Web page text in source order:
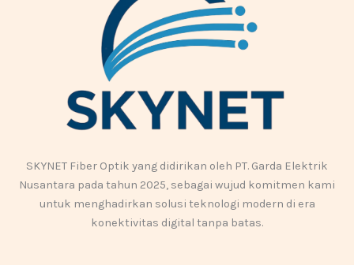
SKYNET Fiber Optik yang didirikan oleh PT. Garda Elektrik
Nusantara pada tahun 2025, sebagai wujud komitmen kami
untuk menghadirkan solusi teknologi modern di era
konektivitas digital tanpa batas.